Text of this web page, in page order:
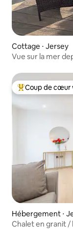
Cottage ⋅ Jersey
Vue sur la mer
Coups de cœur
Coup de cœur
Hébergement ⋅
Chalet en granit /